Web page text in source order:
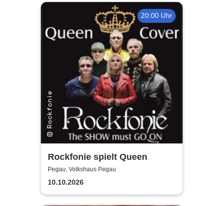
20:00 Uhr
Rockfonie spielt Queen
Pegau, Volkshaus Pegau
10.10.2026